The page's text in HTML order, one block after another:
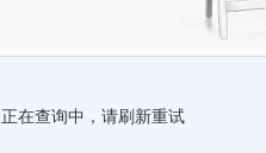
正在查询中，请刷新重试